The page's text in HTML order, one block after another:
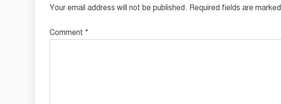
Your email address will not be published. Required fields are marked
Comment *